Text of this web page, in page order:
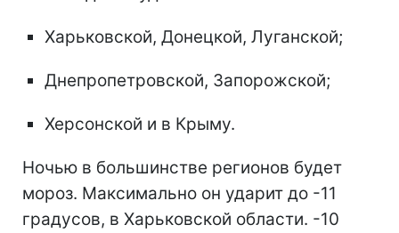
Харьковской, Донецкой, Луганской;
Днепропетровской, Запорожской;
Херсонской и в Крыму.
Ночью в большинстве регионов будет
мороз. Максимально он ударит до -11
градусов, в Харьковской области. -10